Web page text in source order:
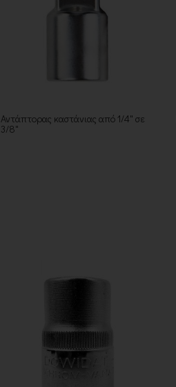
Αντάπτορας καστάνιας από 1/4" σε
3/8"